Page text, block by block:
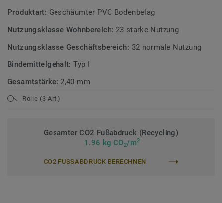
Produktart: Geschäumter PVC Bodenbelag
Nutzungsklasse Wohnbereich: 23 starke Nutzung
Nutzungsklasse Geschäftsbereich: 32 normale Nutzung
Bindemittelgehalt:Typ I
Gesamtstärke: 2,40 mm
Rolle (3 Art.)
Gesamter CO2 Fußabdruck (Recycling)
1.96 kg CO2/m2
CO2 FUSSABDRUCK BERECHNEN